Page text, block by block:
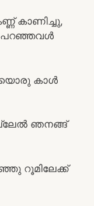
കാണിച്ചു,
പറഞ്ഞവൾ
കാൾ
ഞനങ്ങ്
റൂമിലേക്ക്